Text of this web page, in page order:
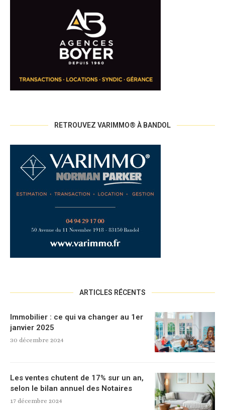
RETROUVEZ VARIMMO® À BANDOL
ARTICLES RÉCENTS
Immobilier : ce qui va changer au 1er
janvier 2025
30 décembre 2024
Les ventes chutent de 17% sur un an,
selon le bilan annuel des Notaires
17 décembre 2024